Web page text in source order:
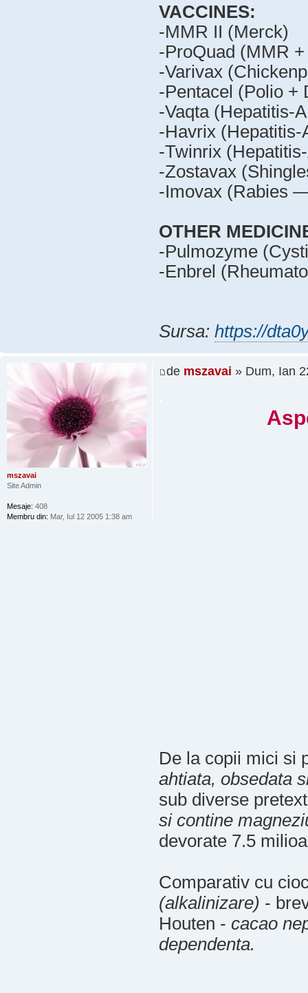
VACCINES:
-MMR II (Merck)
-ProQuad (MMR
-Varivax
-Pentacel (Polio +
-Vaqta (Hepatitis-
-Havrix
-Twinrix
-Zostavax
-Imovax (Rabies
OTHER
-Pulmozyme
-Enbrel
Sursa: https://
de mszavai » Dum, Ian
De la copii mici si
ahtiata, obsedata
sub diverse
si contine
devorate 7.5
Comparativ cu
(alkalinizare) -
Houten - cacao
dependenta.
mszavai
Site Admin
Mesaje: 408
Membru din: Mar, Iul 12 2005 1:38 am